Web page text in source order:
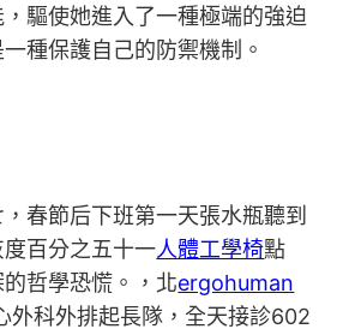
驅使她進入了一種極端的強迫
種保護自己的防禦機制。
節后下班第一天張水瓶聽到
百分之五十一人體工學椅點
哲學恐慌。，北ergohuman
外科外排起長隊，全天接診602